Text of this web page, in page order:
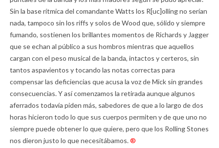
Sin la base rítmica del comandante Watts los R[uc]olling no serían
nada, tampoco sin los riffs y solos de Wood que, sólido y siempre
fumando, sostienen los brillantes momentos de Richards y Jagger
que se echan al público a sus hombros mientras que aquellos
cargan con el peso musical de la banda, intactos y certeros, sin
tantos aspavientos y tocando las notas correctas para
compensar las deficiencias que acusa la voz de Mick sin grandes
consecuencias. Y así comenzamos la retirada aunque algunos
aferrados todavía piden más, sabedores de que a lo largo de dos
horas hicieron todo lo que sus cuerpos permiten y de que uno no
siempre puede obtener lo que quiere, pero que los Rolling Stones
nos dieron justo lo que necesitábamos.®